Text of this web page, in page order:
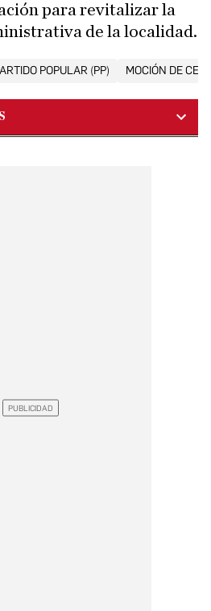
para revitalizar la
de la localidad.
POPULAR (PP) MOCIÓN DE